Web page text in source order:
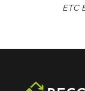
ETC